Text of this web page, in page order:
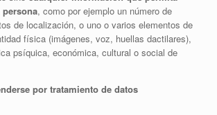
, como por ejemplo un número de
de localización, o uno o varios elementos de
física (imágenes, voz, huellas dactilares),
psíquica, económica, cultural o social de
por tratamiento de datos